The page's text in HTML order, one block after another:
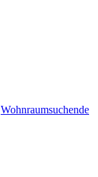
Wohnraumsuchende